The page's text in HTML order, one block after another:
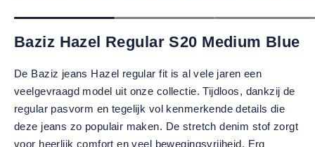
Baziz Hazel Regular S20 Medium Blue
De Baziz jeans Hazel regular fit is al vele jaren een
veelgevraagd model uit onze collectie. Tijdloos, dankzij de
regular pasvorm en tegelijk vol kenmerkende details die
deze jeans zo populair maken. De stretch denim stof zorgt
voor heerlijk comfort en veel bewegingsvrijheid. Erg